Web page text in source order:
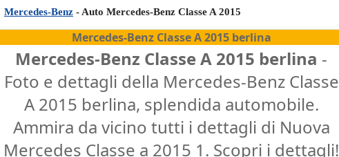
Mercedes-Benz - Auto Mercedes-Benz Classe A 2015
Mercedes-Benz Classe A 2015 berlina
Mercedes-Benz Classe A 2015 berlina -
Foto e dettagli della Mercedes-Benz Classe
A 2015 berlina, splendida automobile.
Ammira da vicino tutti i dettagli di Nuova
Mercedes Classe a 2015 1. Scopri i dettagli!